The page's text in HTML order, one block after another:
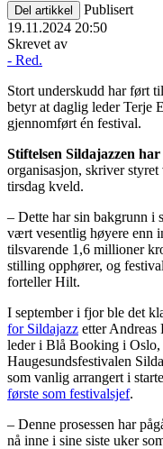
Del artikkel
Publisert
19.11.2024 20:50
Skrevet av
- Red.
Stort underskudd har ført
betyr at daglig leder Terje
gjennomført én festival.
Stiftelsen Sildajazzen
organisasjon, skriver
tirsdag kveld.
– Dette har sin bakgrunn i
vært vesentlig høyere enn
tilsvarende 1,6 millioner
stilling opphører, og
forteller Hilt.
I september i fjor ble det
for Sildajazz etter Andreas
leder i Blå Booking i Oslo,
Haugesundsfestivalen
som vanlig arrangert i
første som festivalsjef.
– Denne prosessen har
nå inne i sine siste uker